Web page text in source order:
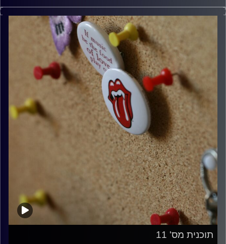
קלאסיקות רוק עם אורן הוף.
włodi
תוכנית מס' 11